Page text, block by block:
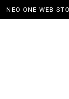
NEO ONE WEB